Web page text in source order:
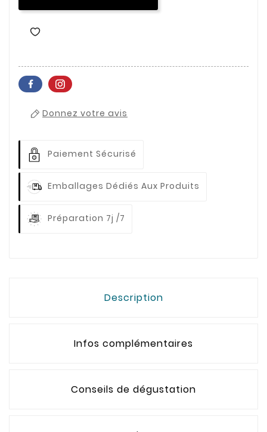
Donnez votre avis
Paiement Sécurisé
Emballages Dédiés Aux Produits
Préparation 7j /7
Description
Infos complémentaires
Conseils de dégustation